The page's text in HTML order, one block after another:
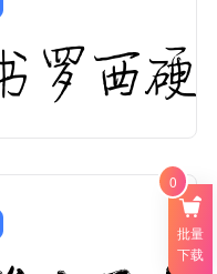
批量
下载
0